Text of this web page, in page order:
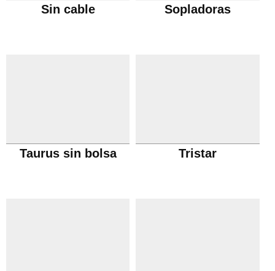
Sin cable Sopladoras
Taurus sin bolsa Tristar